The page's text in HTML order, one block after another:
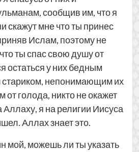
сообщив им, что я
скажут мне что ты принес
Ислам, поэтому не
ты спас свою душу от
остаться у них бедным
стариком, непонимающим их
голода, никто не окажет
я на религии Иисуса
Аллах знает это.
мой, можешь ли ты указать